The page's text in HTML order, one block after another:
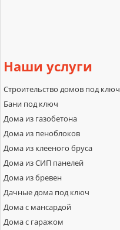
Наши услуги
Строительство домов под ключ
Бани под ключ
Дома из газобетона
Дома из пеноблоков
Дома из клееного бруса
Дома из СИП панелей
Дома из бревен
Дачные дома под ключ
Дома с мансардой
Дома с гаражом